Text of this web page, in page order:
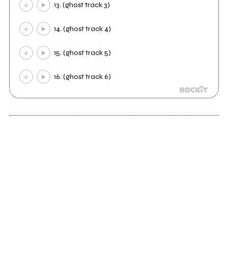
13. (ghost track 3)
14. (ghost track 4)
15. (ghost track 5)
16. (ghost track 6)